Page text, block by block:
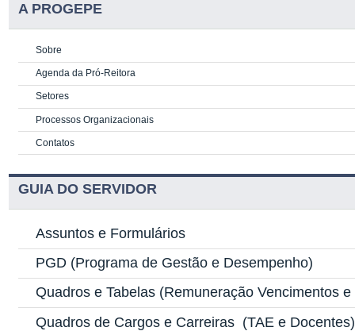
A PROGEPE
Sobre
Agenda da Pró-Reitora
Setores
Processos Organizacionais
Contatos
GUIA DO SERVIDOR
Assuntos e Formulários
PGD (Programa de Gestão e Desempenho)
Quadros e Tabelas (Remuneração Vencimentos
Quadros de Cargos e Carreiras (TAE e Docentes)